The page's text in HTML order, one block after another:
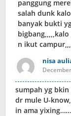
panggung
salah dunk
banyak bukti
n ikut
nisa
sumpah yg
dr mule U-
in ama